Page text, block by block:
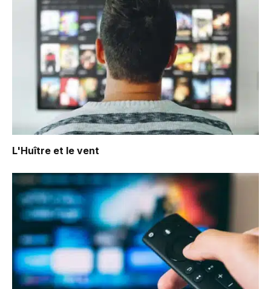
L'Huître et le vent